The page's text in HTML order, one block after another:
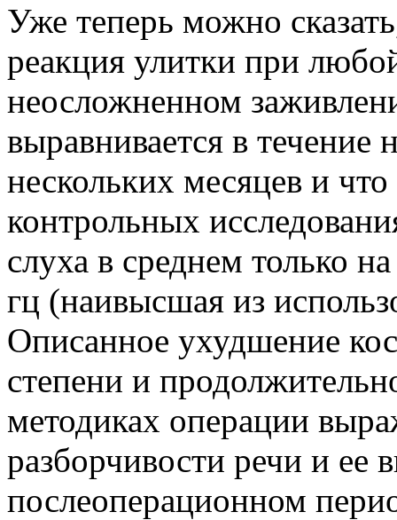
Уже теперь можно
реакция улитки при
неосложненном
выравнивается в течение
нескольких месяцев и
контрольных
слуха в среднем только
гц (наивысшая из
Описанное ухудшение
степени и
методиках операции
разборчивости речи и ее
послеоперационном